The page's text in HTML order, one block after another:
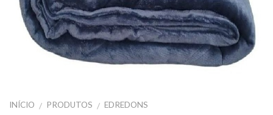
INÍCIO / PRODUTOS / EDREDONS